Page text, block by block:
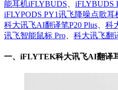
能耳机iFLYBUDS iFLYBUDS
iFLYPODS PY1讯飞降噪点歌耳
科大讯飞AI翻译笔P20 Plus
科
讯飞智能鼠标 Pro
科大讯飞翻
一、 iFLYTEK科大讯飞AI翻译